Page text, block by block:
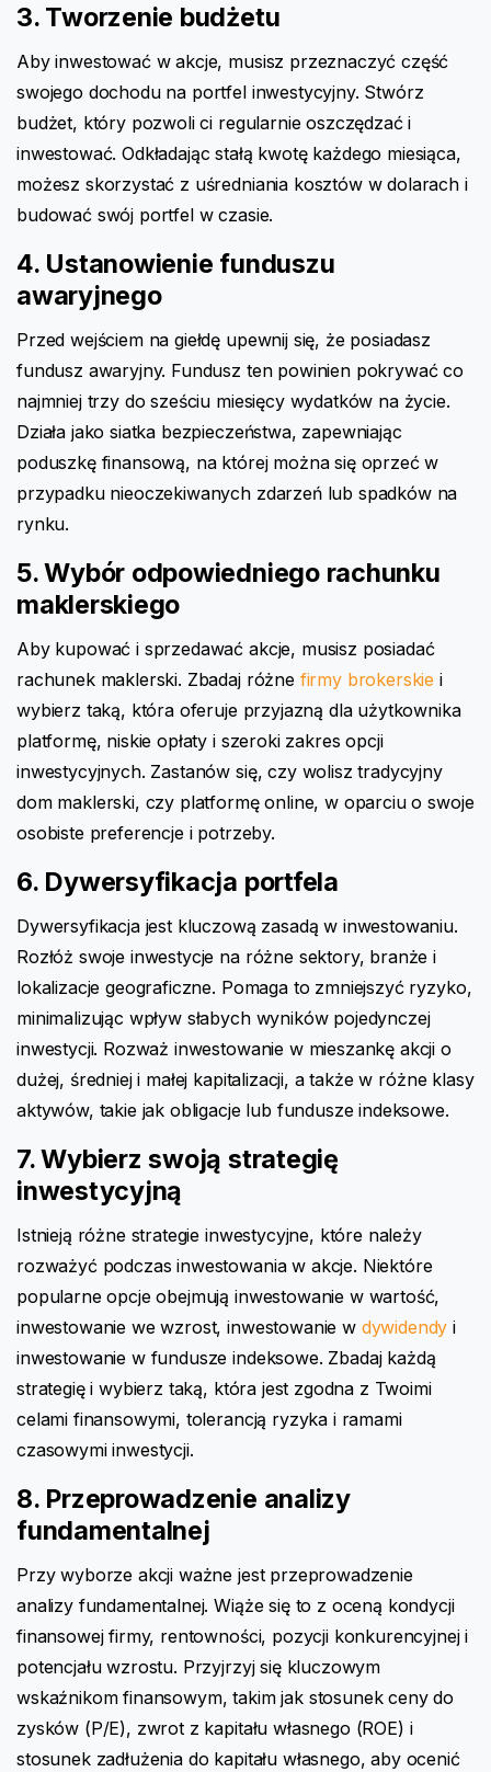
3. Tworzenie budżetu
Aby inwestować w akcje, musisz przeznaczyć część
swojego dochodu na portfel inwestycyjny. Stwórz
budżet, który pozwoli ci regularnie oszczędzać i
inwestować. Odkładając stałą kwotę każdego miesiąca,
możesz skorzystać z uśredniania kosztów w dolarach i
budować swój portfel w czasie.
4. Ustanowienie funduszu
awaryjnego
Przed wejściem na giełdę upewnij się, że posiadasz
fundusz awaryjny. Fundusz ten powinien pokrywać co
najmniej trzy do sześciu miesięcy wydatków na życie.
Działa jako siatka bezpieczeństwa, zapewniając
poduszkę finansową, na której można się oprzeć w
przypadku nieoczekiwanych zdarzeń lub spadków na
rynku.
5. Wybór odpowiedniego rachunku
maklerskiego
Aby kupować i sprzedawać akcje, musisz posiadać
rachunek maklerski. Zbadaj różne firmy brokerskie i
wybierz taką, która oferuje przyjazną dla użytkownika
platformę, niskie opłaty i szeroki zakres opcji
inwestycyjnych. Zastanów się, czy wolisz tradycyjny
dom maklerski, czy platformę online, w oparciu o swoje
osobiste preferencje i potrzeby.
6. Dywersyfikacja portfela
Dywersyfikacja jest kluczową zasadą w inwestowaniu.
Rozłóż swoje inwestycje na różne sektory, branże i
lokalizacje geograficzne. Pomaga to zmniejszyć ryzyko,
minimalizując wpływ słabych wyników pojedynczej
inwestycji. Rozważ inwestowanie w mieszankę akcji o
dużej, średniej i małej kapitalizacji, a także w różne klasy
aktywów, takie jak obligacje lub fundusze indeksowe.
7. Wybierz swoją strategię
inwestycyjną
Istnieją różne strategie inwestycyjne, które należy
rozważyć podczas inwestowania w akcje. Niektóre
popularne opcje obejmują inwestowanie w wartość,
inwestowanie we wzrost, inwestowanie w dywidendy i
inwestowanie w fundusze indeksowe. Zbadaj każdą
strategię i wybierz taką, która jest zgodna z Twoimi
celami finansowymi, tolerancją ryzyka i ramami
czasowymi inwestycji.
8. Przeprowadzenie analizy
fundamentalnej
Przy wyborze akcji ważne jest przeprowadzenie
analizy fundamentalnej. Wiąże się to z oceną kondycji
finansowej firmy, rentowności, pozycji konkurencyjnej i
potencjału wzrostu. Przyjrzyj się kluczowym
wskaźnikom finansowym, takim jak stosunek ceny do
zysków (P/E), zwrot z kapitału własnego (ROE) i
stosunek zadłużenia do kapitału własnego, aby ocenić